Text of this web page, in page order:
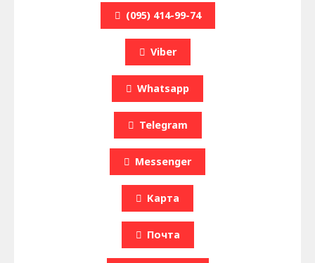
(095) 414-99-74
Viber
Whatsapp
Telegram
Messenger
Карта
Почта